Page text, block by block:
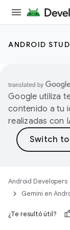
ANDROID
Google utiliza
contenido a tu
realizadas con
Android Developers
Gemini en
¿Te resultó útil?